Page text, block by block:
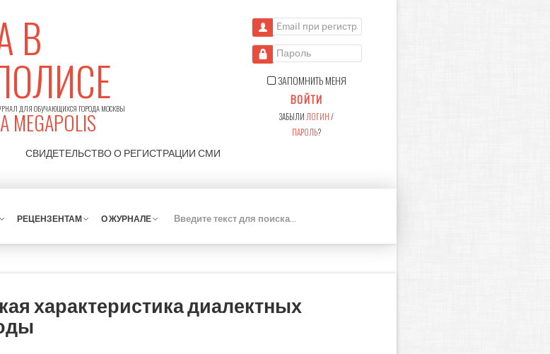
В
ДЛЯ ОБУЧАЮЩИХСЯ ГОРОДА МОСКВЫ
MEGAPOLIS
СВИДЕТЕЛЬСТВО О РЕГИСТРАЦИИ СМИ
Email при регистрации
Пароль
ЗАПОМНИТЬ МЕНЯ
ВОЙТИ
ЗАБЫЛИ ЛОГИН/
ПАРОЛЬ?
РЕЦЕНЗЕНТАМ О ЖУРНАЛЕ
К
характеристика диалектных